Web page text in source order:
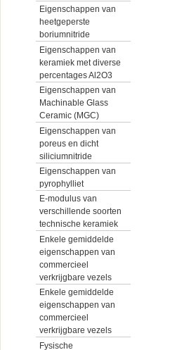
Eigenschappen van
heetgeperste
boriumnitride
Eigenschappen van
keramiek met diverse
percentages Al2O3
Eigenschappen van
Machinable Glass
Ceramic (MGC)
Eigenschappen van
poreus en dicht
siliciumnitride
Eigenschappen van
pyrophylliet
E-modulus van
verschillende soorten
technische keramiek
Enkele gemiddelde
eigenschappen van
commercieel
verkrijgbare vezels
Enkele gemiddelde
eigenschappen van
commercieel
verkrijgbare vezels
Fysische